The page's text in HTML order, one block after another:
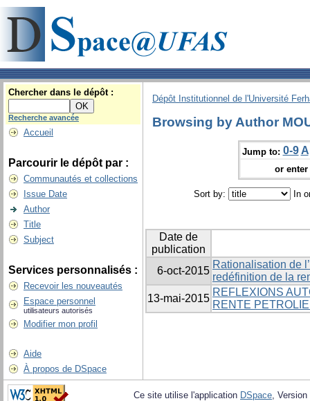
Chercher dans le dépôt :
Recherche avancée
Accueil
Parcourir le dépôt par :
Communautés et collections
Issue Date
Author
Title
Subject
Services personnalisés :
Recevoir les nouveautés
Espace personnel
utilisateurs autorisés
Modifier mon profil
Aide
À propos de DSpace
Dépôt Institutionnel de l'Université
Browsing by Author
Jump to: 0-9 A
or
Sort by: In
Date de
publication
6-oct-2015
Rationalisation de
redéfinition de la
13-mai-2015
REFLEXIONS
RENTE
Ce site utilise l'application DSpace,